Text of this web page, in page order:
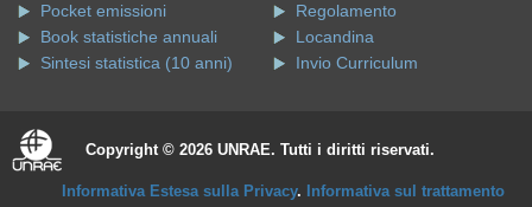
Pocket emissioni
Book statistiche annuali
Sintesi statistica (10 anni)
Regolamento
Locandina
Invio Curriculum
Copyright © 2026 UNRAE. Tutti i diritti riservati.
Informativa Estesa sulla Privacy. Informativa sul trattamento